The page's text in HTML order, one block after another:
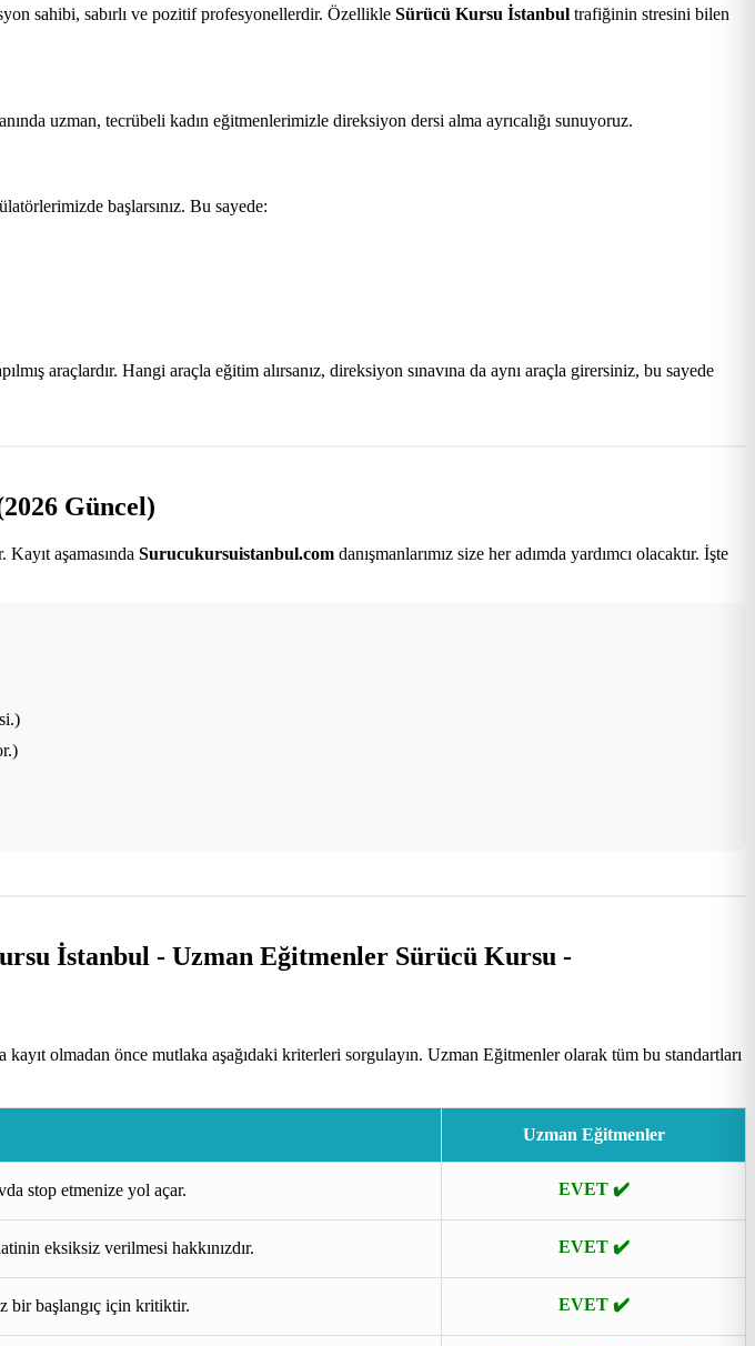
sahibi, sabırlı ve pozitif profesyonellerdir. Özellikle Sürücü Kursu İstanbul trafiğinin stresini bilen
uzman, tecrübeli kadın eğitmenlerimizle direksiyon dersi alma ayrıcalığı sunuyoruz.
başlarsınız. Bu sayede:
araçlardır. Hangi araçla eğitim alırsanız, direksiyon sınavına da aynı araçla girersiniz, bu sayede
Güncel)
aşamasında Surucukursuistanbul.com danışmanlarımız size her adımda yardımcı olacaktır. İşte
olmadan önce mutlaka aşağıdaki kriterleri sorgulayın. Uzman Eğitmenler olarak tüm bu standartları
Uzman Eğitmenler
stop etmenize yol açar. EVET ✔️
eksiksiz verilmesi hakkınızdır. EVET ✔️
bir başlangıç için kritiktir. EVET ✔️